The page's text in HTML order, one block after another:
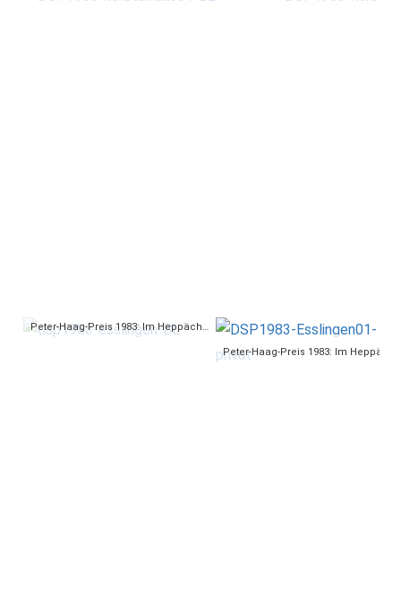
Peter-Haag-Preis 1983: Im Heppächer 13, Esslingen, Zustand 2005 (Foto: Bernd Langner)